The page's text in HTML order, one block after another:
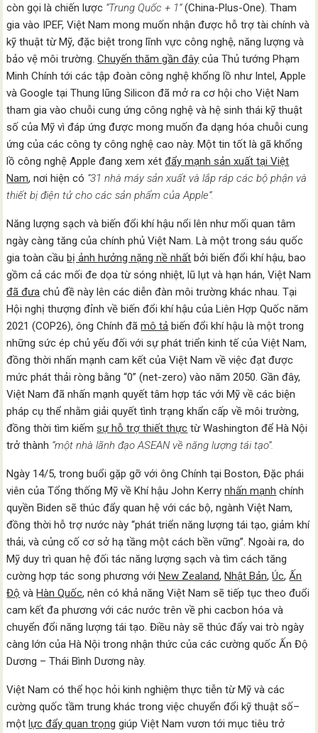
còn gọi là chiến lược “Trung Quốc + 1”(China-Plus-One). Tham
gia vào IPEF, Việt Nam mong muốn nhận được hỗ trợ tài chính và
kỹ thuật từ Mỹ, đặc biệt trong lĩnh vực công nghệ, năng lượng và
bảo vệ môi trường.Chuyến thăm gần đây của Thủ tướng Phạm
Minh Chính tới các tập đoàn công nghệ khổng lồ như Intel, Apple
và Google tại Thung lũng Silicon đã mở ra cơ hội cho Việt Nam
tham gia vào chuỗi cung ứng công nghệ và hệ sinh thái kỹ thuật
số của Mỹ vì đáp ứng được mong muốn đa dạng hóa chuỗi cung
ứng của các công ty công nghệ cao này. Một tin tốt là gã khổng
lồ công nghệ Apple đang xem xétđẩy mạnh sản xuất tại Việt
Nam, nơi hiện có “31 nhà máy sản xuất và lắp ráp các bộ phận và
thiết bị điện tử cho các sản phẩm của Apple”.
Năng lượng sạch và biến đổi khí hậu nổi lên như mối quan tâm
ngày càng tăng của chính phủ Việt Nam. Là một trong sáu quốc
gia toàn cầubị ảnh hưởng nặng nề nhất bởi biến đổi khí hậu, bao
gồm cả các mối đe dọa từ sóng nhiệt, lũ lụt và hạn hán, Việt Nam
đã đưa chủ đề này lên các diễn đàn môi trường khác nhau. Tại
Hội nghị thượng đỉnh về biến đổi khí hậu của Liên Hợp Quốc năm
2021 (COP26), ông Chính đãmô tả biến đổi khí hậu là một trong
những sức ép chủ yếu đối với sự phát triển kinh tế của Việt Nam,
đồng thời nhấn mạnh cam kết của Việt Nam về việc đạt được
mức phát thải ròng bằng “0” (net-zero) vào năm 2050. Gần đây,
Việt Nam đã nhấn mạnh quyết tâm hợp tác với Mỹ về các biện
pháp cụ thể nhằm giải quyết tình trạng khẩn cấp về môi trường,
đồng thời tìm kiếmsự hỗ trợ thiết thực từ Washington để Hà Nội
trở thành “một nhà lãnh đạo ASEAN về năng lượng tái tạo”.
Ngày 14/5, trong buổi gặp gỡ với ông Chính tại Boston, Đặc phái
viên của Tổng thống Mỹ về Khí hậu John Kerrynhấn mạnh chính
quyền Biden sẽ thúc đẩy quan hệ với các bộ, ngành Việt Nam,
đồng thời hỗ trợ nước này “phát triển năng lượng tái tạo, giảm khí
thải, và củng cố cơ sở hạ tầng một cách bền vững”. Ngoài ra, do
Mỹ duy trì quan hệ đối tác năng lượng sạch và tìm cách tăng
cường hợp tác song phương vớiNew Zealand,Nhật Bản,Úc,Ấn
Độ vàHàn Quốc, nên có khả năng Việt Nam sẽ tiếp tục theo đuổi
cam kết đa phương với các nước trên về phi cacbon hóa và
chuyển đổi năng lượng tái tạo. Điều này sẽ thúc đẩy vai trò ngày
càng lớn của Hà Nội trong nhận thức của các cường quốc Ấn Độ
Dương – Thái Bình Dương này.
Việt Nam có thể học hỏi kinh nghiệm thực tiễn từ Mỹ và các
cường quốc tầm trung khác trong việc chuyển đổi kỹ thuật số–
mộtlực đẩy quan trọng giúp Việt Nam vươn tới mục tiêu trở